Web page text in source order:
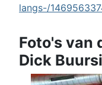
langs-/
Foto's van
Dick